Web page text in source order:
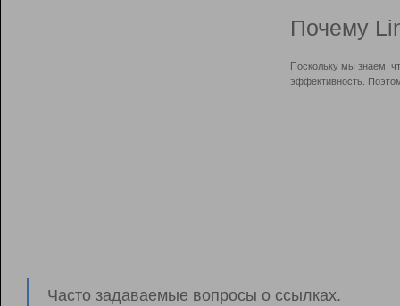
Почему
Поскольку мы знаем,
эффективность.
Часто задаваемые вопросы о ссылках.